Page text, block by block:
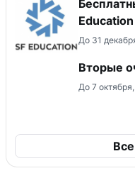
Education
До 31
Вторые
До 7